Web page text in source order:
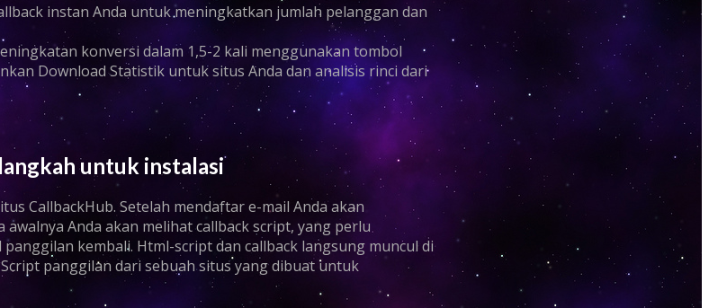
instan Anda untuk meningkatkan jumlah pelanggan dan
konversi dalam 1,5-2 kali menggunakan tombol
Download Statistik untuk situs Anda dan analisis rinci dari
untuk instalasi
CallbackHub. Setelah mendaftar e-mail Anda akan
Anda akan melihat callback script, yang perlu
kembali. Html-script dan callback langsung muncul di
panggilan dari sebuah situs yang dibuat untuk